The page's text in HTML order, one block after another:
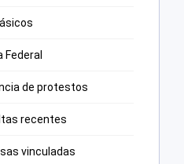
de protestos
recentes
vinculadas